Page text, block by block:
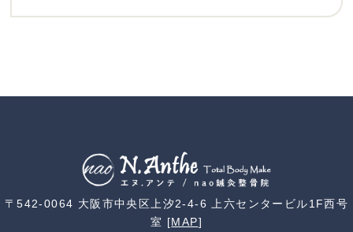
〒542-0064 大阪市中央区上汐2-4-6 上六センタービル1F西号
室 [MAP]